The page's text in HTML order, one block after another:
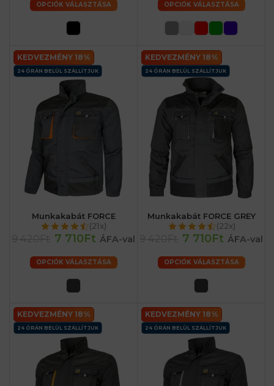
OPCIÓK VÁLASZTÁSA OPCIÓK VÁLASZTÁSA
KEDVEZMÉNY 18%
24 ÓRÁN BELÜL SZÁLLÍTJUK
Munkakabát FORCE
(21x)
7 710Ft ÁFA-val
OPCIÓK VÁLASZTÁSA
KEDVEZMÉNY 18%
24 ÓRÁN BELÜL SZÁLLÍTJUK
Munkakabát FORCE GREY
(22x)
7 710Ft ÁFA-val
OPCIÓK VÁLASZTÁSA
KEDVEZMÉNY 18%
24 ÓRÁN BELÜL SZÁLLÍTJUK
KEDVEZMÉNY 18%
24 ÓRÁN BELÜL SZÁLLÍTJUK